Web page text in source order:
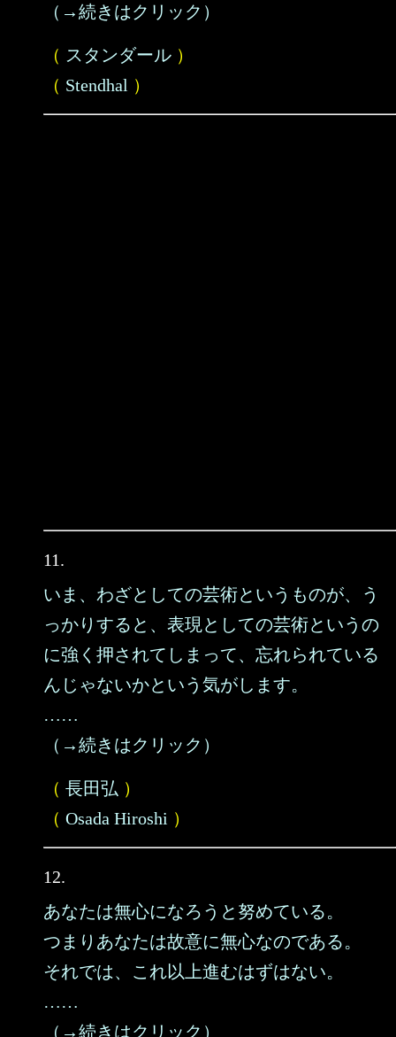
（→続きはクリック）
（ スタンダール ）
（ Stendhal ）
11.
いま、わざとしての芸術というものが、う
っかりすると、表現としての芸術というの
に強く押されてしまって、忘れられている
んじゃないかという気がします。
……
（→続きはクリック）
（ 長田弘 ）
（ Osada Hiroshi ）
12.
あなたは無心になろうと努めている。
つまりあなたは故意に無心なのである。
それでは、これ以上進むはずはない。
……
（→続きはクリック）